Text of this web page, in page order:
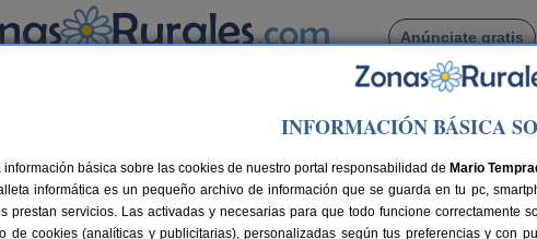
Anúnciate gratis
Busca por pueblo
Casas Rurales cerca de Belvis del Jarama
INFORMACIÓN BÁSICA
información básica sobre las cookies de nuestro portal responsabilidad de Mario
informática es un pequeño archivo de información que se guarda en tu pc,
prestan servicios. Las activadas y necesarias para que todo funcione correctamente
de cookies (analíticas y publicitarias), personalizadas según tus preferencias y con